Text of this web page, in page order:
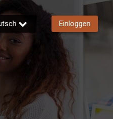
Einloggen